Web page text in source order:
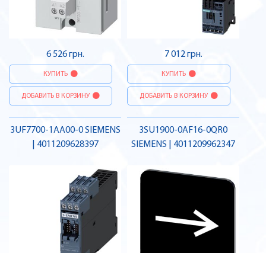
6 526 грн.
КУПИТЬ
ДОБАВИТЬ В КОРЗИНУ
7 012 грн.
КУПИТЬ
ДОБАВИТЬ В КОРЗИНУ
3UF7700-1AA00-0 SIEMENS
| 4011209628397
3SU1900-0AF16-0QR0
SIEMENS | 4011209962347